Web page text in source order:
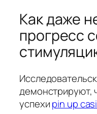
Как даже
прогресс
демонстрируют,
успехиpin up